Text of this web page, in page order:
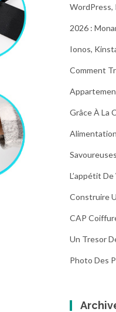
WordPress,
2026 :
Ionos,
Comment
Grâce À La
L’appétit
Construire
CAP
Un Tresor
Photo Des